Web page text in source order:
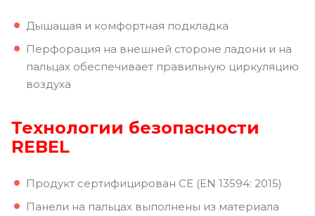
Дышащая и комфортная подкладка
Перфорация на внешней стороне ладони и на
пальцах обеспечивает правильную циркуляцию
воздуха
Технологии безопасности
REBEL
Продукт сертифицирован CE (EN 13594: 2015)
Панели на пальцах выполнены из материала